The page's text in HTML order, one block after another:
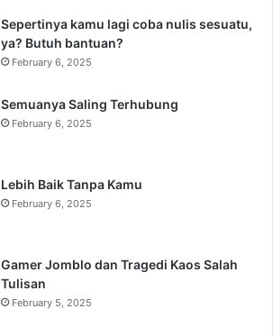
Sepertinya kamu lagi coba nulis sesuatu,
ya? Butuh bantuan?
February 6, 2025
Semuanya Saling Terhubung
February 6, 2025
Lebih Baik Tanpa Kamu
February 6, 2025
Gamer Jomblo dan Tragedi Kaos Salah
Tulisan
February 5, 2025